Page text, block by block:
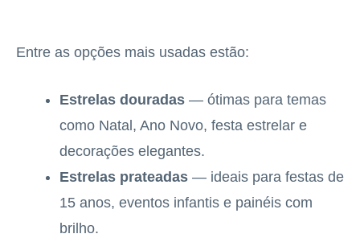
Entre as opções mais usadas estão:
Estrelas douradas — ótimas para temas
como Natal, Ano Novo, festa estrelar e
decorações elegantes.
Estrelas prateadas — ideais para festas de
15 anos, eventos infantis e painéis com
brilho.